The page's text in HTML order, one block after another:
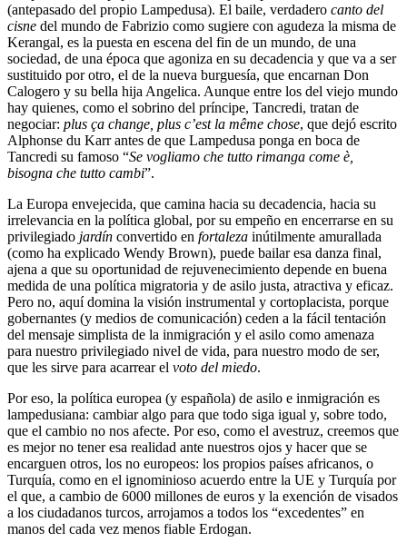
(antepasado del propio Lampedusa). El baile, verdadero canto del
cisne del mundo de Fabrizio como sugiere con agudeza la misma de
Kerangal, es la puesta en escena del fin de un mundo, de una
sociedad, de una época que agoniza en su decadencia y que va a ser
sustituido por otro, el de la nueva burguesía, que encarnan Don
Calogero y su bella hija Angelica. Aunque entre los del viejo mundo
hay quienes, como el sobrino del príncipe, Tancredi, tratan de
negociar: plus ça change, plus c’est la même chose, que dejó escrito
Alphonse du Karr antes de que Lampedusa ponga en boca de
Tancredi su famoso “Se vogliamo che tutto rimanga come è,
bisogna che tutto cambi”.
La Europa envejecida, que camina hacia su decadencia, hacia su
irrelevancia en la política global, por su empeño en encerrarse en su
privilegiado jardín convertido en fortaleza inútilmente amurallada
(como ha explicado Wendy Brown), puede bailar esa danza final,
ajena a que su oportunidad de rejuvenecimiento depende en buena
medida de una política migratoria y de asilo justa, atractiva y eficaz.
Pero no, aquí domina la visión instrumental y cortoplacista, porque
gobernantes (y medios de comunicación) ceden a la fácil tentación
del mensaje simplista de la inmigración y el asilo como amenaza
para nuestro privilegiado nivel de vida, para nuestro modo de ser,
que les sirve para acarrear el voto del miedo.
Por eso, la política europea (y española) de asilo e inmigración es
lampedusiana: cambiar algo para que todo siga igual y, sobre todo,
que el cambio no nos afecte. Por eso, como el avestruz, creemos que
es mejor no tener esa realidad ante nuestros ojos y hacer que se
encarguen otros, los no europeos: los propios países africanos, o
Turquía, como en el ignominioso acuerdo entre la UE y Turquía por
el que, a cambio de 6000 millones de euros y la exención de visados
a los ciudadanos turcos, arrojamos a todos los “excedentes” en
manos del cada vez menos fiable Erdogan.